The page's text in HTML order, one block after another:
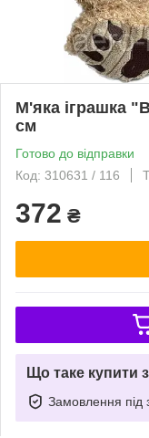
М'яка іграшка
см
Готово до відправки
Код: 310631 / 116
372 ₴
Що таке купити
Замовлення під